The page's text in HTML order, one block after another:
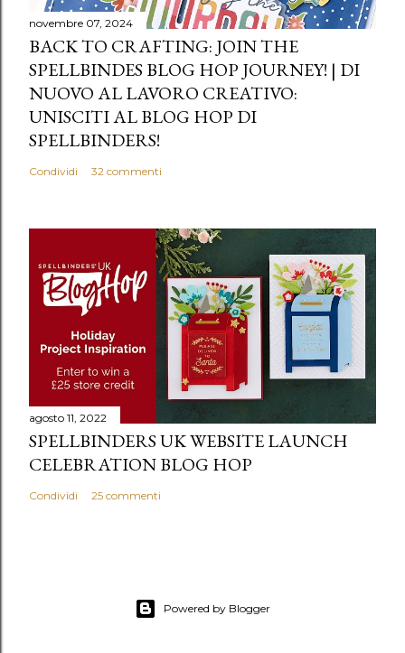
novembre 07, 2024
BACK TO CRAFTING: JOIN THE
SPELLBINDES BLOG HOP JOURNEY! | DI
NUOVO AL LAVORO CREATIVO:
UNISCITI AL BLOG HOP DI
SPELLBINDERS!
Condividi 32 commenti
agosto 11, 2022
SPELLBINDERS UK WEBSITE LAUNCH
CELEBRATION BLOG HOP
Condividi 25 commenti
Powered by Blogger